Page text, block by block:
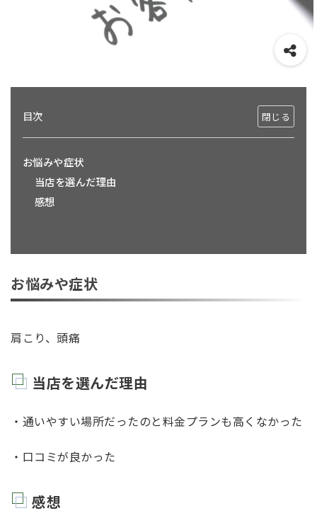
目次
お悩みや症状
当店を選んだ理由
感想
お悩みや症状
肩こり、頭痛
当店を選んだ理由
・通いやすい場所だったのと料金プランも高くなかった
・口コミが良かった
感想